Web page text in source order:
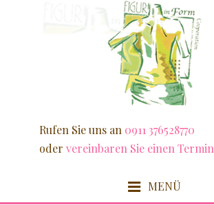
Rufen Sie uns an 0911 376528770
oder vereinbaren Sie einen Termin
MENÜ